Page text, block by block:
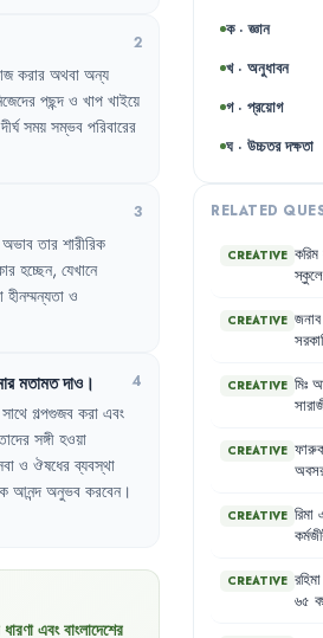
2
করার অথবা অন্য
পছন্দ ও খাপ খাইয়ে
দীর্ঘ সময় সম্ভব পরিবারের
3
অভাব তার শারীরিক
হচ্ছেন, যেখানে
হীনম্মন্যতা ও
মতামতদাও। 4
সাথে গল্পগুজব করা এবং
সঙ্গী হওয়া
ও ঔষধের ব্যবস্থা
আনন্দ অনুভব করবেন।
এবং বাংলাদেশের
ক · জ্ঞান
খ · অনুধাবন
গ · প্রয়োগ
ঘ · উচ্চতর দক্ষতা
RELATED
CREATIVE করিম
স্কুলে
CREATIVE জনাব
CREATIVE মিঃ
কারণে
CREATIVE
ব্যস্ত
একা
তিনি
CREATIVE রিমা
রিমা
CREATIVE রহিমা
৬৫